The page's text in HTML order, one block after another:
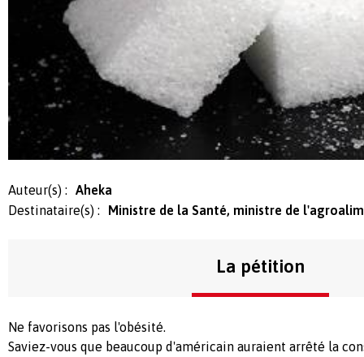
Auteur(s) :
Aheka
Destinataire(s) :
Ministre de la Santé, ministre de
La pétition
Ne favorisons pas l'obésité.
Saviez-vous que beaucoup d'américain auraient arrêté la